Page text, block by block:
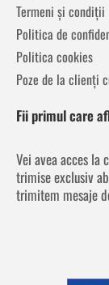
Termeni și condiții
Politica de
Politica cookies
Poze de la clienți
Fii primul care
Vei avea acces la
trimise exclusiv
trimitem mesaje